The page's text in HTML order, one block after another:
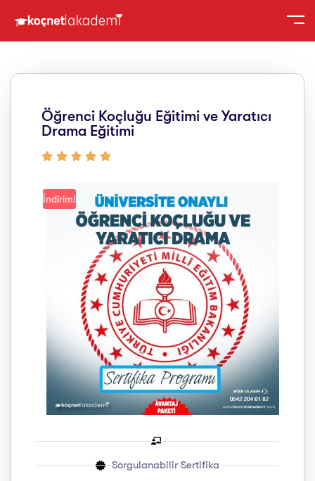
Öğrenci Koçluğu Eğitimi ve Yaratıcı
Drama Eğitimi
İndirim!
Sorgulanabilir Sertifika